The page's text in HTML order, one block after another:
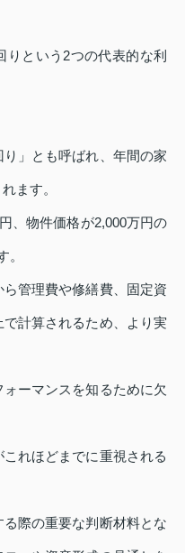
りという2つの代表的な利
」とも呼ばれ、年間の家
ます。
、物件価格が2,000万円の
。
管理費や修繕費、固定資
計算されるため、より実
ーマンスを知るために欠
れほどまでに重視される
際の重要な判断材料とな